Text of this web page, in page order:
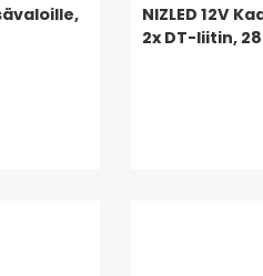
NIZLED 12V
2x DT-liitin,